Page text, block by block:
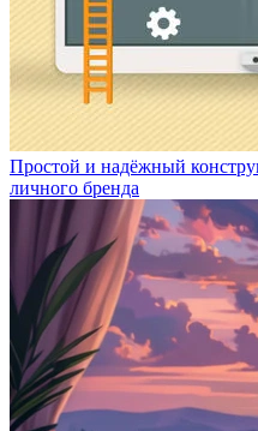
Простой и надёжный
личного бренда